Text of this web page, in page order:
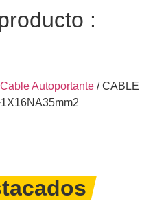
:
Cable Autoportante / CABLE